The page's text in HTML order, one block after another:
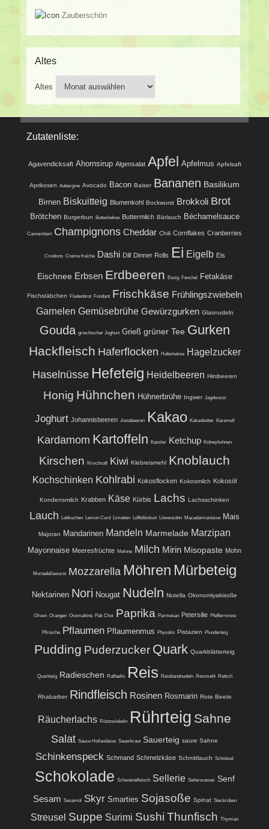
Zauberschön
Altes
Altes
Zutatenliste:
Agavendicksaft Ahornsirup Algensalat Apfel Apfelmus Apfelsaft
Aprikosen Aubergine Avocado Bacon Baiser Bananen Basilikum
Birnen Biskuitteig Blumenkohl Bockwurst Brokkoli Brot
Brötchen Burgerbun Butterkekse Buttermilch Bärlauch Béchamelsauce
Camembert Champignons Cheddar Chili Cornflakes Cranberries
Croûtons Crème fraîche Dashi Dill Dinner Rolls Ei Eigelb Eis
Eischnee Erbsen Erdbeeren Essig Fenchel Fetakäse
Fischstäbchen Fladenbrot Fondant Frischkäse Frühlingszwiebeln
Garnelen Gemüsebrühe Gewürzgurken Glasnudeln
Gouda griechischer Joghurt Grieß grüner Tee Gurken
Hackfleisch Haferflocken Haferkekse Hagelzucker
Haselnüsse Hefeteig Heidelbeeren Himbeeren
Honig Hühnchen Hühnerbrühe Ingwer Jagdwurst
Joghurt Johannisbeeren Jostabeeren Kakao Kakaobutter Karamell
Kardamom Kartoffeln Kassler Ketchup Kidneybohnen
Kirschen Kirschsaft Kiwi Klebreismehl Knoblauch
Kochschinken Kohlrabi Kokosflocken Kokosmilch Kokosöl
Kondensmilch Krabben Käse Kürbis Lachs Lachsschinken
Lauch Lebkuchen Lemon Curd Limetten Löffelbiskuit Löwenzahn Macadamianüsse Mais
Majoran Mandarinen Mandeln Marmelade Marzipan
Mayonnaise Meeresfrüchte Melone Milch Mirin Misopaste Mohn
Mortadellawurst Mozzarella Möhren Mürbeteig
Nektarinen Nori Nougat Nudeln Nutella Okonomiyakisoße
Oliven Orangen Ovomaltine Pak Choi Paprika Parmesan Petersilie Pfefferminze
Pfirsiche Pflaumen Pflaumenmus Physalis Pistazien Plunderteig
Pudding Puderzucker Quark Quarkblätterteig
Quarkteig Radieschen Raffaello Reis Reisbandnudeln Reismehl Rettich
Rhabarber Rindfleisch Rosinen Rosmarin Rote Beete
Räucherlachs Röstzwiebeln Rührteig Sahne
Salat Sauce Hollandaise Sauerkraut Sauerteig saure Sahne
Schinkenspeck Schmand Schmelzkäse Schnittlauch Schnitzel
Schokolade Schweinefleisch Sellerie Selterwasser Senf
Sesam Sesamöl Skyr Smarties Sojasoße Spinat Steckrüben
Streusel Suppe Surimi Sushi Thunfisch Thymian